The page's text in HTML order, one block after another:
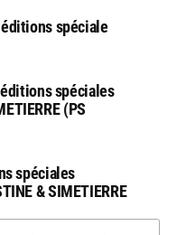
éditions spéciale
spéciales
(PS
spéciales
& SIMETIERRE